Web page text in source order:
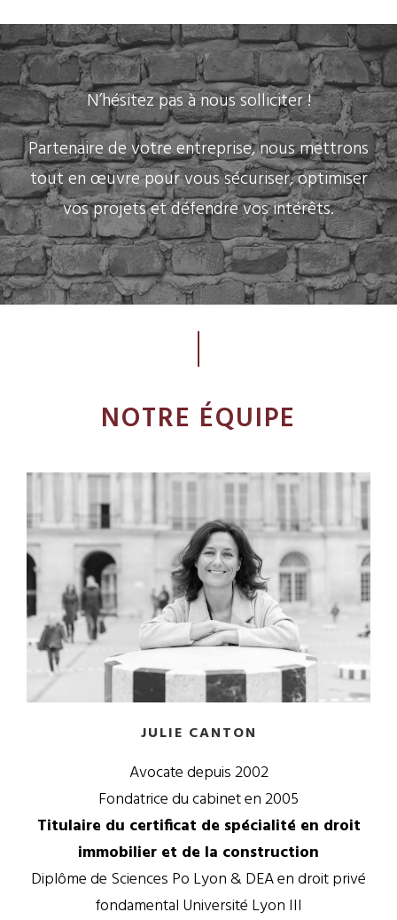
N’hésitez pas à nous solliciter !
Partenaire de votre entreprise, nous mettrons
tout en œuvre pour vous sécuriser, optimiser
vos projets et défendre vos intérêts.
NOTRE ÉQUIPE
JULIE CANTON
Avocate depuis 2002
Fondatrice du cabinet en 2005
Titulaire du certificat de spécialité en droit
immobilier et de la construction
Diplôme de Sciences Po Lyon & DEA en droit privé
fondamental Université Lyon III